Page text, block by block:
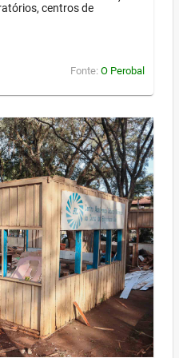
centros de
Fonte: O Perobal